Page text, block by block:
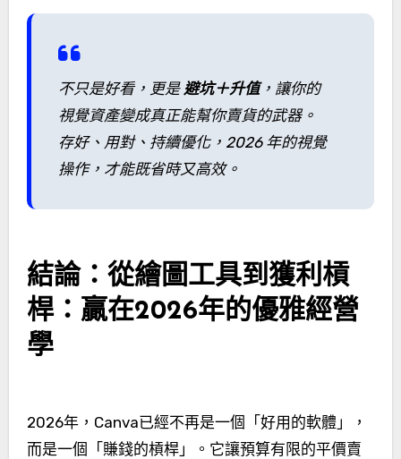
不只是好看，更是避坑＋升值，讓你的
視覺資產變成真正能幫你賣貨的武器。
存好、用對、持續優化，2026 年的視覺
操作，才能既省時又高效。
結論：從繪圖工具到獲利槓
桿：贏在2026年的優雅經營
學
2026年，Canva已經不再是一個「好用的軟體」，
而是一個「賺錢的槓桿」。它讓預算有限的平價賣